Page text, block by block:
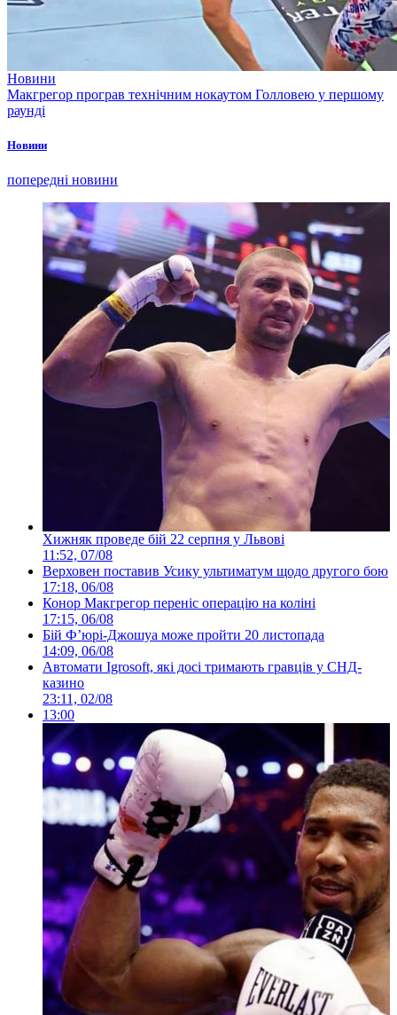
Новини
Макгрегор програв технічним нокаутом Голловею у першому
раунді
Новини
попередні новини
Хижняк проведе бій 22 серпня у Львові
11:52, 07/08
Верховен поставив Усику ультиматум щодо другого бою
17:18, 06/08
Конор Макгрегор переніс операцію на коліні
17:15, 06/08
Бій Ф’юрі-Джошуа може пройти 20 листопада
14:09, 06/08
Автомати Igrosoft, які досі тримають гравців у СНД-
казино
23:11, 02/08
13:00